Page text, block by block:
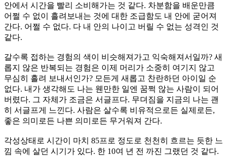
안에서 시간을 빨리 소비해가는 것 같다. 차분함을 배운만큼
어쩔 수 없이 흘려보내는 것에 대한 조급함도 내 안에 굳어져
간다. 어쩔 수 없다. 다 내 안의 나이고 버릴 수 없는 성격인 것
같다.
갈수록 접하는 경험의 색이 비슷해져가고 익숙해져서일까? 새
롭지 않은 반복되는 경험은 이제 머리가 소중히 여기지 않고
무심히 흘려 보내서인가? 모든게 새롭고 찬란하던 아이일 순
없다. 내가 생각해도 나는 웬만한 일엔 꿈쩍 않는 사람이 되어
버렸다. 그 자체가 조금은 서글프다. 무뎌짐을 지금의 나는 괜
히 서글프게 느낀다. 사람은 살수록 비유적으로든 실제로든,
좋은 의미로든 나쁜 의미로든 무거워져 간다.
각성상태로 시간이 마치 85프로 정도로 천천히 흐르는 듯한 느
낌 속에 살던 시기가 있다. 한 10여 년 전 까진 그랬던 것 같다.